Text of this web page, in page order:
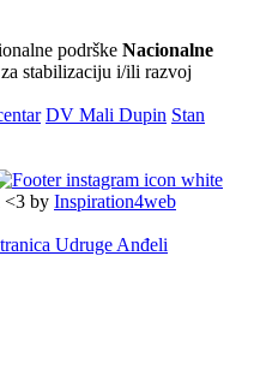
podrške Nacionalne
stabilizaciju i/ili razvoj
DV Mali Dupin Stan
<3 by Inspiration4web
Udruge Anđeli